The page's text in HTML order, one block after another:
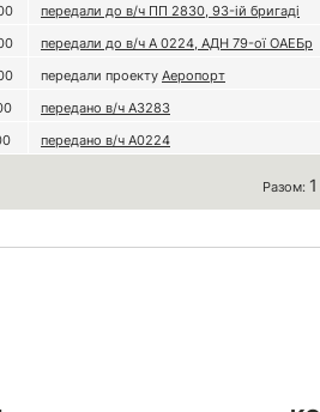
передали до в/ч ПП 2830, 93-ій бригаді
передали до в/ч А 0224, АДН 79-ої ОАЕБр
передали проекту Аеропорт
передано в/ч А3283
передано в/ч А0224
Разом: